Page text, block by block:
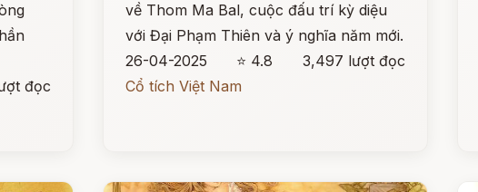
đọc
về Thom Ma Bal, cuộc đấu trí kỳ diệu
với Đại Phạm Thiên và ý nghĩa năm mới.
26-04-2025
⭐ 4.8
3,497 lượt đọc
Cổ tích Việt Nam